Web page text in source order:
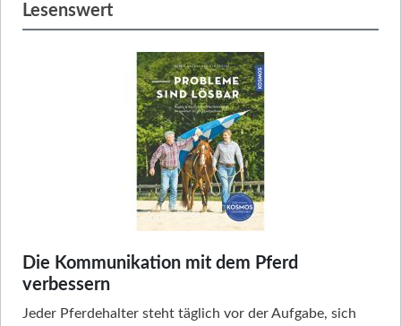
Lesenswert
Die Kommunikation mit dem Pferd
verbessern
Jeder Pferdehalter steht täglich vor der Aufgabe, sich